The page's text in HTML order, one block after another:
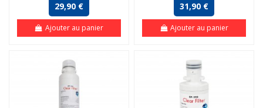
29,90 €
Ajouter au panier
31,90 €
Ajouter au panier